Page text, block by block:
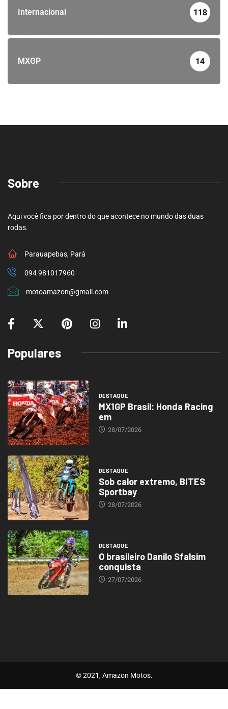
Internacional 118
MXGP 14
Sobre
Aqui você fica por dentro do que acontece no mundo das duas
rodas.
Parauapebas, Pará
094 981017960
motoamazon@gmail.com
Populares
DESTAQUE
MX1GP Brasil: Honda Racing
em
28/07/2026
DESTAQUE
Sob calor extremo, BITES
Sportbay
28/07/2026
DESTAQUE
O brasileiro Danilo Sfalsim
conquista
27/07/2026
© 2021, Amazon Motos.